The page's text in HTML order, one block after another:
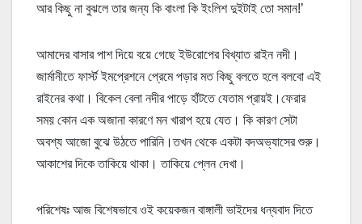
আর কিছু না বুঝলে তার জন্য কি বাংলা কি ইংলিশ দুইটাই তো সমান!’
আমাদের বাসার পাশ দিয়ে বয়ে গেছে ইউরোপের বিখ্যাত রাইন নদী।
জার্মানীতে ফার্স্ট ইমপ্রেশনে প্রেমে পড়ার মত কিছু বলতে হলে বলবো এই
রাইনের কথা। বিকেল বেলা নদীর পাড়ে হাঁটতে যেতাম প্রায়ই।ফেরার
সময় কোন এক অজানা কারণে মন খারাপ হয়ে যেত। কি কারণ সেটা
অবশ্য আজো বুঝে উঠতে পারিনি।তখন থেকে একটা বদঅভ্যাসের শুরু।
আকাশের দিকে তাকিয়ে থাকা। তাকিয়ে প্লেন দেখা।
পরিশেষঃ আজ বিশেষভাবে ওই কয়েকজন বাঙ্গালী ভাইদের ধন্যবাদ দিতে